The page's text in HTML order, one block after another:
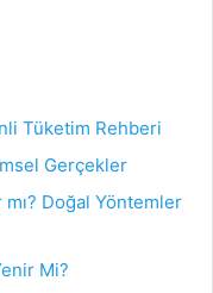
Tüketim Rehberi
Gerçekler
Doğal Yöntemler
Mi?